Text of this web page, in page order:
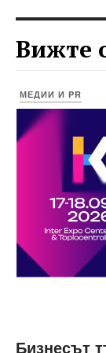
Вижте
МЕДИИ И PR
Бизнесът